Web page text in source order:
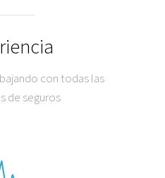
con todas las
de seguros